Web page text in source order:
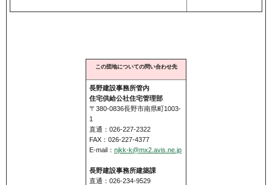
この団地についての問い合わせ先
長野建設事務所管内
住宅供給公社住宅管理部
〒380-0836長野市南県町1003-
1
直通：026-227-2322
FAX：026-227-4377
E-mail： njkk-k@mx2.avis.ne.jp
長野建設事務所建築課
直通：026-234-9529